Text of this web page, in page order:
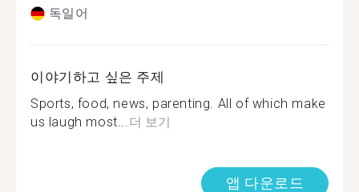
독일어
이야기하고 싶은 주제
Sports, food, news, parenting. All of which make
us laugh most...더 보기
앱 다운로드